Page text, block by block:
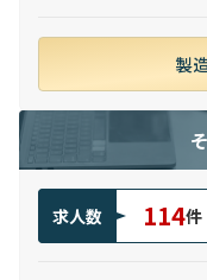
製
求人数 114件